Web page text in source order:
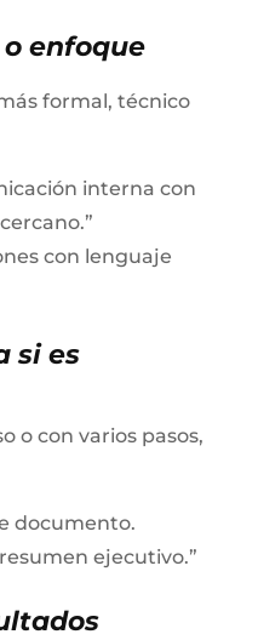
enfoque
formal, técnico
interna con
con lenguaje
si es
o con varios pasos,
documento.
ejecutivo.”